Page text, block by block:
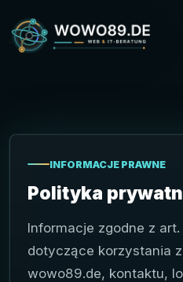
Webdesign
Aplikacje
INFORMACJE PRAWNE
Polityka
Informacje zgodne z art.
dotyczące korzystania z
wowo89.de, kontaktu,